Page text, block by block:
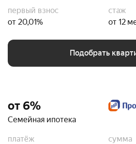
первый взнос
от 20,01%
стаж
от 12
Подобрать
от 6%
Семейная ипотека
платёж
сумма